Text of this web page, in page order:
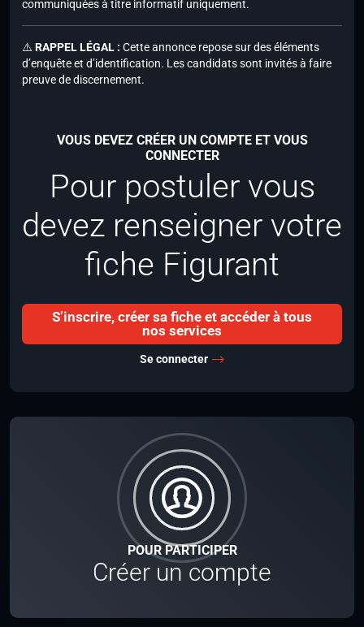
POUR PARTICIPER
Créer un compte
communiquées à titre informatif uniquement.
⚠️ RAPPEL LÉGAL : Cette annonce repose sur des éléments
d’enquête et d’identification. Les candidats sont invités à faire
preuve de discernement.
VOUS DEVEZ CRÉER UN COMPTE ET VOUS
CONNECTER
Pour postuler vous
devez renseigner votre
fiche Figurant
S’inscrire, créer sa fiche et accéder à tous
nos services
Se connecter